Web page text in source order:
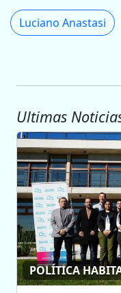
Luciano Anastasi
Ultimas
POLÍTICA